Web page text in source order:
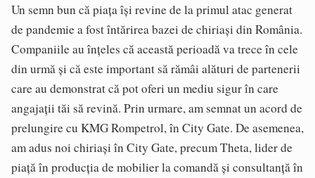
Un semn bun că piața își revine de la primul atac generat
de pandemie a fost întărirea bazei de chiriași din România.
Companiile au înțeles că această perioadă va trece în cele
din urmă și că este important să rămâi alături de partenerii
care au demonstrat că pot oferi un mediu sigur în care
angajații tăi să revină. Prin urmare, am semnat un acord de
prelungire cu KMG Rompetrol, în City Gate. De asemenea,
am adus noi chiriași în City Gate, precum Theta, lider de
piață în producția de mobilier la comandă și consultanță în